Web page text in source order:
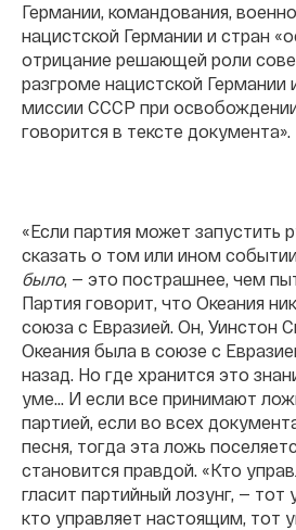
Германии, командования,
нацистской Германии и стран
отрицание решающей роли
разгроме нацистской Германии
миссии СССР при
говорится в тексте документа».
«Если партия может запустить
сказать о том или ином
было, — это пострашнее, чем
Партия говорит, что Океания
союза с Евразией. Он, Уинстон
Океания была в союзе с
назад. Но где хранится это
уме... И если все принимают
партией, если во всех
песня, тогда эта ложь
становится правдой. «Кто
гласит партийный лозунг, —
кто управляет настоящим, тот